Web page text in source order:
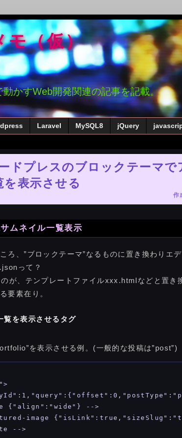
モ（仮）
動かすWeb開発関連の記事を記載。
Laravel MySQL8 jQuery
ドプレスのブロックテーマで
表示させる
作
ムネイル一覧表示
ろ、”ブロックテーマ”なるものに置き換わりエ
って？
が、テンプレートファイルxxx.htmlなどと置き
要素在り。
覧を表示させるタグ
を表示させる例。(一般的な投稿は”post”)
{"align":"wide"} -->
image
-->